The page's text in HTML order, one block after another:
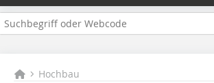
Hochbau